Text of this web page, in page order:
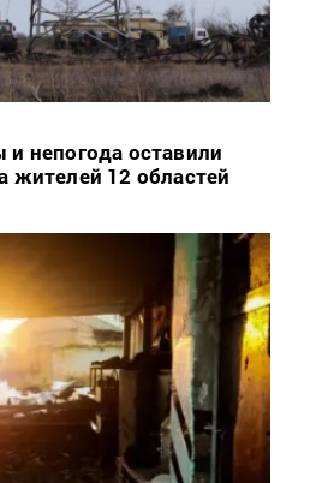
и непогода оставили
жителей 12 областей